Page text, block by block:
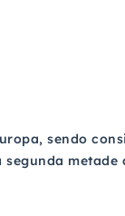
sendo